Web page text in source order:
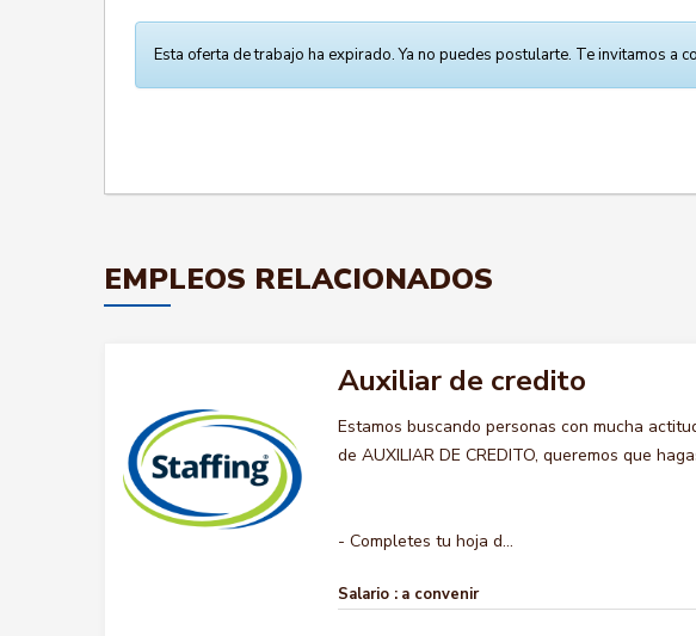
Esta oferta de trabajo ha expirado. Ya no puedes postularte. Te invitamos a
EMPLEOS RELACIONADOS
Auxiliar de credito
Estamos buscando personas con mucha
de AUXILIAR DE CREDITO, queremos que
- Completes tu hoja d...
Salario : a convenir